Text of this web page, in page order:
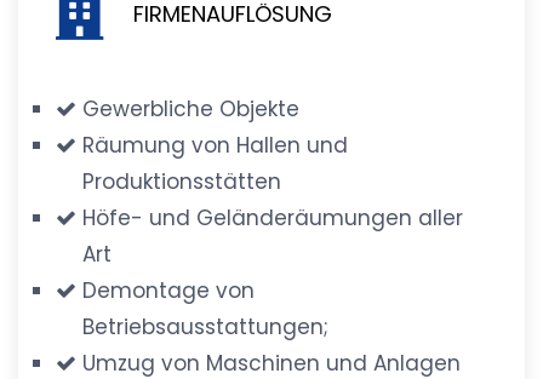
FIRMENAUFLÖSUNG
Gewerbliche Objekte
Räumung von Hallen und
Produktionsstätten
Höfe- und Geländeräumungen aller
Art
Demontage von
Betriebsausstattungen;
Umzug von Maschinen und Anlagen